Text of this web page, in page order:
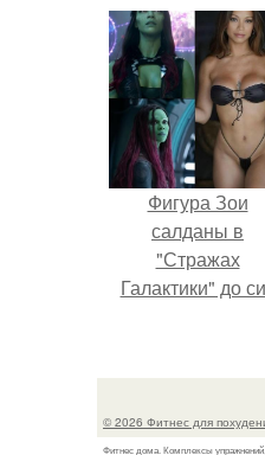
Фигура Зои
салданы в
"Стражах
Галактики" до
© 2026 Фитнес для
Фитнес дома. Комплексы